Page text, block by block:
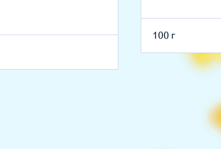
100 г